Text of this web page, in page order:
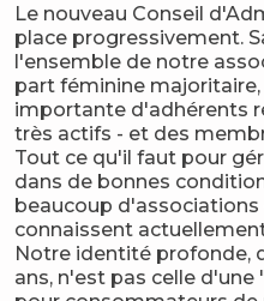
Le nouveau Conseil
place progressivement.
l'ensemble de notre
part féminine
importante d'adhérents
très actifs - et des
Tout ce qu'il faut pour
dans de bonnes
beaucoup d'associations
connaissent
Notre identité profonde,
ans, n'est pas celle